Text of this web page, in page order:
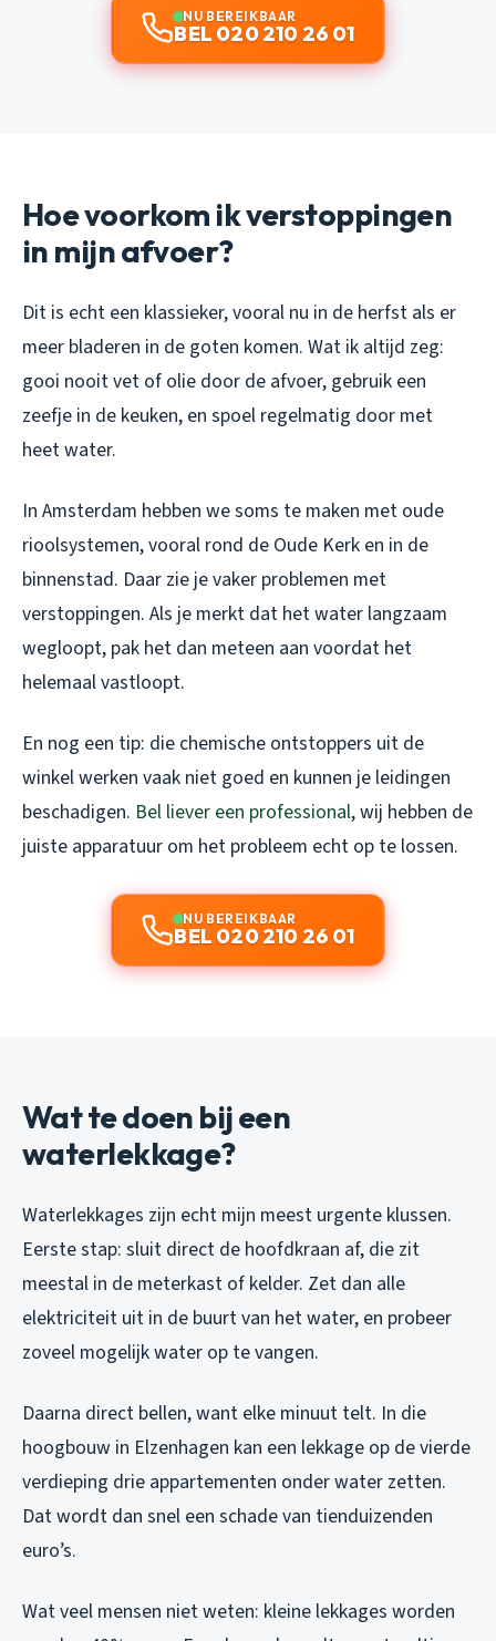
NU BEREIKBAAR
BEL 020 210 26 01
Hoe voorkom ik verstoppingen
in mijn afvoer?
Dit is echt een klassieker, vooral nu in de herfst als er
meer bladeren in de goten komen. Wat ik altijd zeg:
gooi nooit vet of olie door de afvoer, gebruik een
zeefje in de keuken, en spoel regelmatig door met
heet water.
In Amsterdam hebben we soms te maken met oude
rioolsystemen, vooral rond de Oude Kerk en in de
binnenstad. Daar zie je vaker problemen met
verstoppingen. Als je merkt dat het water langzaam
wegloopt, pak het dan meteen aan voordat het
helemaal vastloopt.
En nog een tip: die chemische ontstoppers uit de
winkel werken vaak niet goed en kunnen je leidingen
beschadigen. Bel liever een professional, wij hebben de
juiste apparatuur om het probleem echt op te lossen.
NU BEREIKBAAR
BEL 020 210 26 01
Wat te doen bij een
waterlekkage?
Waterlekkages zijn echt mijn meest urgente klussen.
Eerste stap: sluit direct de hoofdkraan af, die zit
meestal in de meterkast of kelder. Zet dan alle
elektriciteit uit in de buurt van het water, en probeer
zoveel mogelijk water op te vangen.
Daarna direct bellen, want elke minuut telt. In die
hoogbouw in Elzenhagen kan een lekkage op de vierde
verdieping drie appartementen onder water zetten.
Dat wordt dan snel een schade van tienduizenden
euro’s.
Wat veel mensen niet weten: kleine lekkages worden